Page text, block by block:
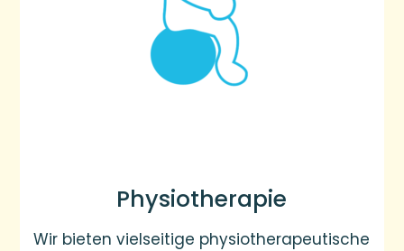
Physiotherapie
Wir bieten vielseitige physiotherapeutische